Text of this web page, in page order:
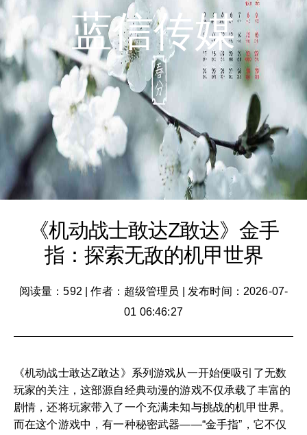
蓝信传媒
《机动战士敢达Z敢达》金手
指：探索无敌的机甲世界
阅读量：592 |作者：超级管理员
发布时间：2026-07-
01 06:46:27
《机动战士敢达Z敢达》系列游戏从一开始便吸引了无数
玩家的关注，这部源自经典动漫的游戏不仅承载了丰富的
剧情，还将玩家带入了一个充满未知与挑战的机甲世界。
而在这个游戏中，有一种秘密武器——“金手指”，它不仅